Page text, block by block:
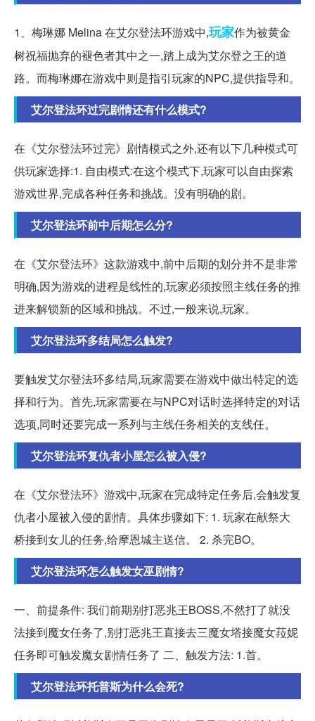
1、梅琳娜 Melina 在艾尔登法环游戏中,玩家作为被黄金
树祝福抛弃的褪色者其中之一,踏上成为艾尔登之王的道
路。而梅琳娜在游戏中则是指引玩家的NPC,提供指导和。
艾尔登法环过完剧情还有什么模式?
在《艾尔登法环过完》剧情模式之外,还有以下几种模式可
供玩家选择:1. 自由模式:在这个模式下,玩家可以自由探索
游戏世界,完成各种任务和挑战。没有明确的剧。
艾尔登法环前中后期怎么分?
在《艾尔登法环》这款游戏中,前中后期的划分并不是非常
明确,因为游戏的进程是线性的,玩家必须按照主线任务的推
进来解锁新的区域和挑战。不过,一般来说,玩家。
艾尔登法环多结局怎么触发?
要触发艾尔登法环多结局,玩家需要在游戏中做出特定的选
择和行为。首先,玩家需要在与NPC对话时选择特定的对话
选项,同时还要完成一系列与主线任务相关的支线任。
艾尔登法环复仇者小屋怎么被入侵?
在《艾尔登法环》游戏中,玩家在完成特定任务后,会触发复
仇者小屋被入侵的剧情。具体步骤如下: 1. 玩家在献祭大
桥接到女儿的任务,给摩恩城主送信。 2. 杀完BO。
艾尔登法环怎么触发女巫剧情?
一、前提条件: 我们前期别打恶兆王BOSS,不然打了就没
法接到魔女任务了,别打恶兆王直接去三魔女塔接魔女菈妮
任务即可触发魔女剧情任务了 二、触发方法: 1.首。
艾尔登法环托普斯为什么会死?